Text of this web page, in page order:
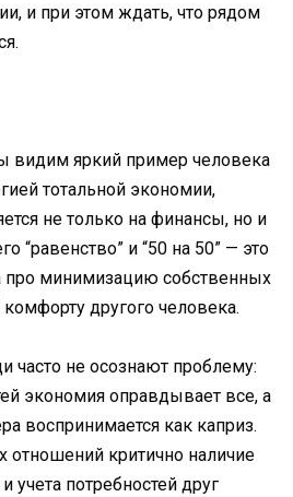
и при этом ждать, что рядом
видим яркий пример человека
тотальной экономии,
не только на финансы, но и
“равенство” и “50 на 50” — это
про минимизацию собственных
другого человека.
часто не осознают проблему:
экономия оправдывает все, а
воспринимается как каприз.
отношений критично наличие
учета потребностей друг